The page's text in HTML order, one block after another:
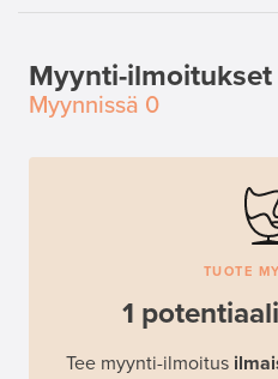
Myynti-ilmoitukset
Myynnissä 0
TUOTE
1
Tee myynti-ilmoitus